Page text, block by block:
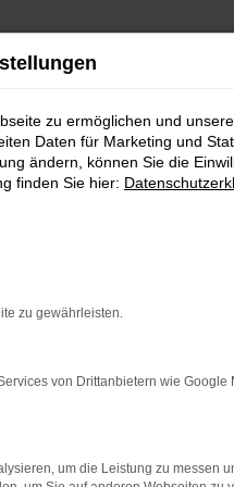
Funktioniert die Seite in
zu ermöglichen und
Daten für Marketing und
ändern, können Sie die
finden Sie hier:
zu gewährleisten.
von Drittanbietern wie Google
um die Leistung zu messen